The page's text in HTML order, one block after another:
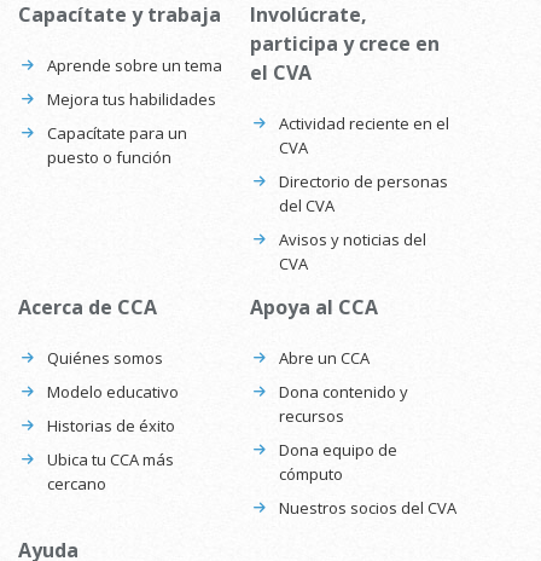
Capacítate y trabaja
Aprende sobre un tema
Mejora tus habilidades
Capacítate para un
puesto o función
Involúcrate,
participa y crece en
el CVA
Actividad reciente en el
CVA
Directorio de personas
del CVA
Avisos y noticias del
CVA
Acerca de CCA
Quiénes somos
Modelo educativo
Historias de éxito
Ubica tu CCA más
cercano
Apoya al CCA
Abre un CCA
Dona contenido y
recursos
Dona equipo de
cómputo
Nuestros socios del CVA
Ayuda